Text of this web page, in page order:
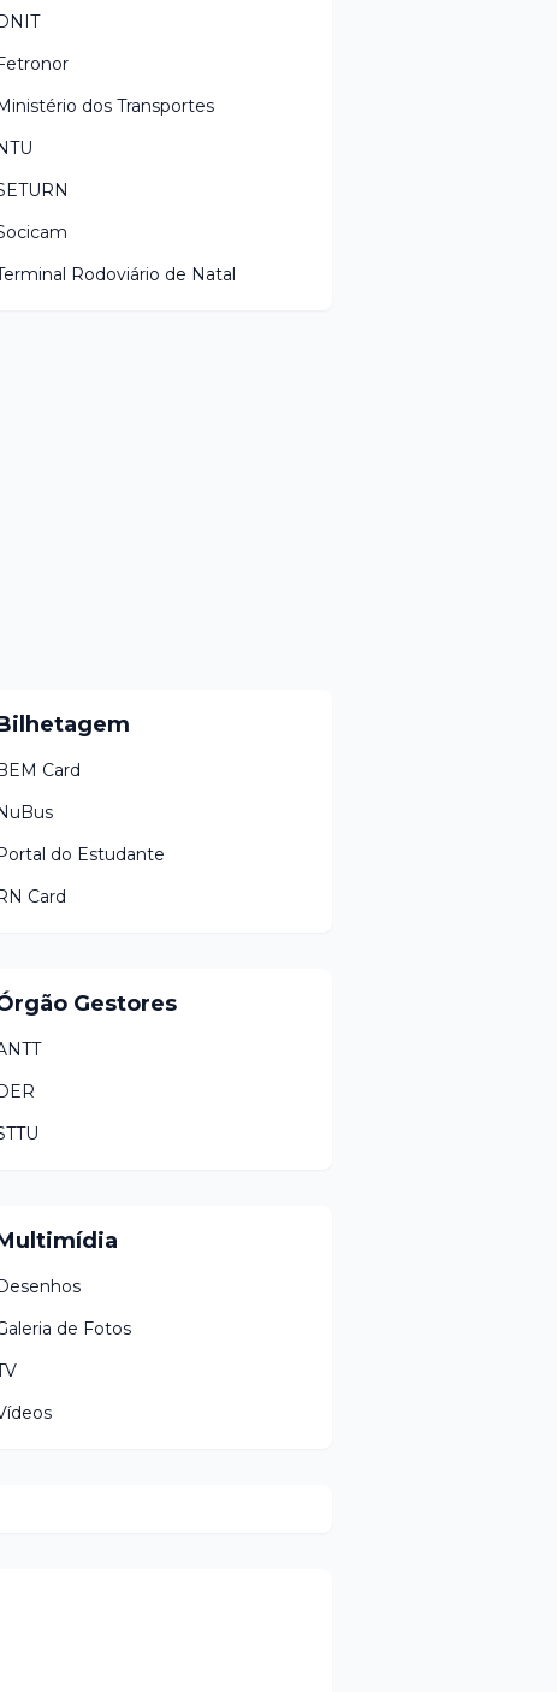
dos Transportes
Rodoviário de Natal
Card
do Estudante
Card
Gestores
de Fotos